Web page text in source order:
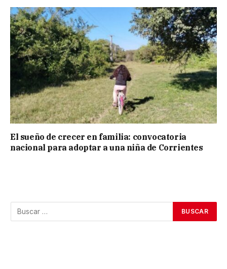
El sueño de crecer en familia: convocatoria
nacional para adoptar a una niña de Corrientes